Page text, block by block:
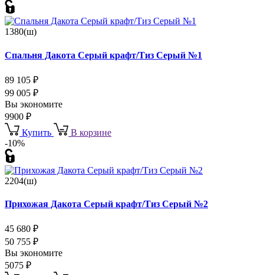
1380(ш)
Спальня Дакота Серый крафт/Тиз Серый №1
89 105 ₽
99 005 ₽
Вы экономите
9900 ₽
Купить
В корзине
-10%
2204(ш)
Прихожая Дакота Серый крафт/Тиз Серый №2
45 680 ₽
50 755 ₽
Вы экономите
5075 ₽